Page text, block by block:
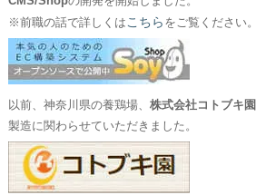
※前職の話で詳しくはこちら をご覧ください。
以前、神奈川県の養鶏場、 株式会社コトブキ園
製造に関わらせていただきました。